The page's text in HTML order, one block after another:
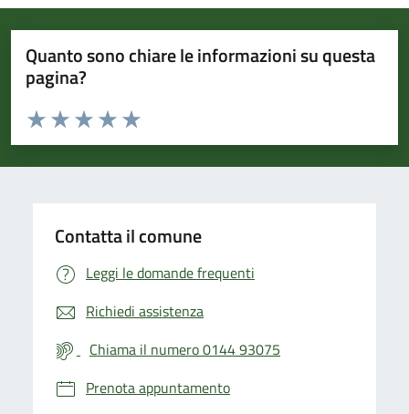
Quanto sono chiare le informazioni su questa
pagina?
Valuta da 1 a 5 stelle la pagina
Valuta 5 stelle su 5
Valuta 4 stelle su 5
Valuta 3 stelle su 5
Valuta 2 stelle su 5
Valuta 1 stelle su 5
Contatta il comune
Leggi le domande frequenti
Richiedi assistenza
Chiama il numero 0144 93075
Prenota appuntamento